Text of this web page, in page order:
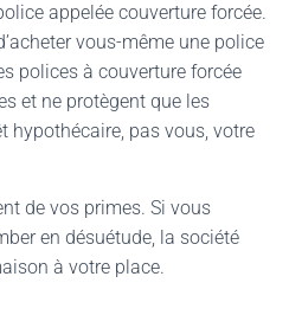
appelée couverture forcée.
vous-même une police
polices à couverture forcée
et ne protègent que les
hypothécaire, pas vous, votre
de vos primes. Si vous
en désuétude, la société
à votre place.